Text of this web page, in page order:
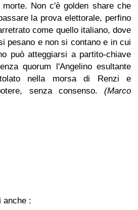
Non c'è golden share che
la prova elettorale, perfino
come quello italiano, dove
pesano e non si contano e in cui
può atteggiarsi a partito-chiave
quorum l'Angelino esultante
nella morsa di Renzi e
senza consenso. (Marco
anche :